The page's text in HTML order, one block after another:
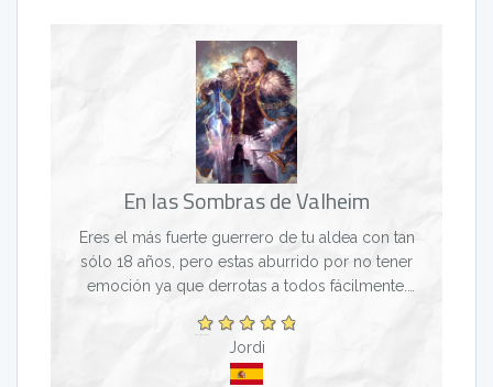
En las Sombras de Valheim
Eres el más fuerte guerrero de tu aldea con tan
sólo 18 años, pero estas aburrido por no tener
emoción ya que derrotas a todos fácilmente.
Reino. E...
Jordi